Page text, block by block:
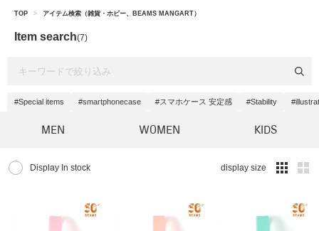
TOP > アイテム検索（雑貨・ホビー、BEAMS MANGART）
Item search(7)
#Special items #smartphonecase #スマホケース 安定感 #Stability
MEN WOMEN KIDS
Display In stock display size